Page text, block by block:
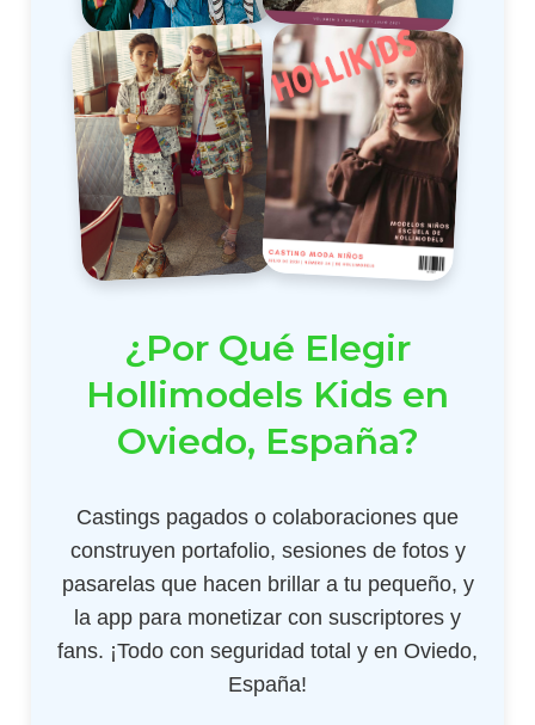
¿Por Qué Elegir
Hollimodels Kids en
Oviedo, España?
Castings pagados o colaboraciones que
construyen portafolio, sesiones de fotos y
pasarelas que hacen brillar a tu pequeño, y
la app para monetizar con suscriptores y
fans. ¡Todo con seguridad total y en Oviedo,
España!